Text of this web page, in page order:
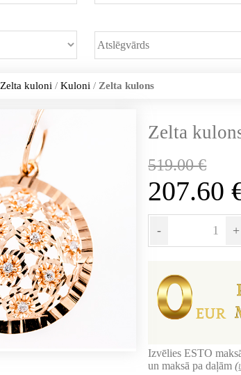
Zelta kuloni / Kuloni / Zelta kulons
Zelta
519.00€
207.60
- +
Izvēlies ESTO
un maksā pa daļām(